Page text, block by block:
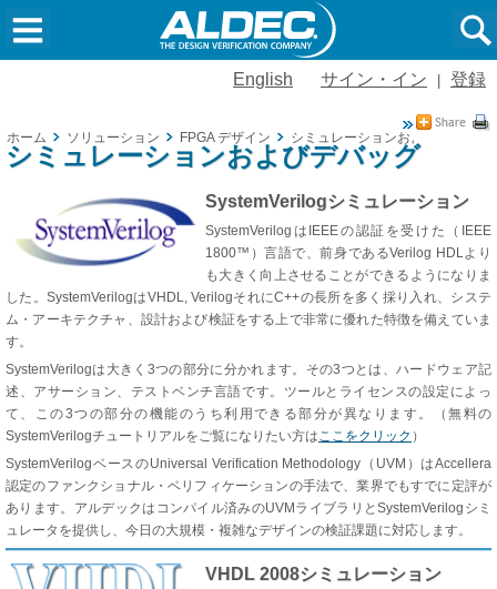
English サイン・イン 登録
ホーム ソリューション FPGA デザイン シミュレーションおよびデバッグ
シミュレーションおよびデバッグ
SystemVerilogシミュレーション
SystemVerilogはIEEEの認証を受けた（IEEE
1800™）言語で、前身であるVerilog HDLより
も大きく向上させることができるようになりま
した。SystemVerilogはVHDL, VerilogそれにC++の長所を多く採り入れ、システ
ム・アーキテクチャ、設計および検証をする上で非常に優れた特徴を備えていま
す。
SystemVerilogは大きく3つの部分に分かれます。その3つとは、ハードウェア記
述、アサーション、テストベンチ言語です。ツールとライセンスの設定によっ
て、この3つの部分の機能のうち利用できる部分が異なります。（無料の
SystemVerilogチュートリアルをご覧になりたい方はここをクリック ）
SystemVerilogベースのUniversal Verification Methodology（UVM）はAccellera
認定のファンクショナル・ベリフィケーションの手法で、業界でもすでに定評が
あります。アルデックはコンパイル済みのUVMライブラリとSystemVerilogシミ
ュレータを提供し、今日の大規模・複雑なデザインの検証課題に対応します。
VHDL 2008シミュレーション